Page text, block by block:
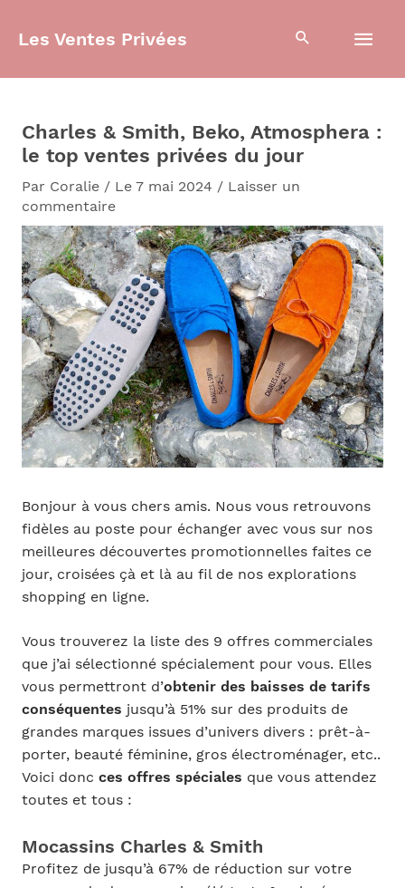
Les Ventes Privées
Charles & Smith, Beko, Atmosphera :
le top ventes privées du jour
Par Coralie / Le 7 mai 2024 / Laisser un
commentaire
Bonjour à vous chers amis. Nous vous retrouvons
fidèles au poste pour échanger avec vous sur nos
meilleures découvertes promotionnelles faites ce
jour, croisées çà et là au fil de nos explorations
shopping en ligne.
Vous trouverez la liste des 9 offres commerciales
que j’ai sélectionné spécialement pour vous. Elles
vous permettront d’obtenir des baisses de tarifs
conséquentes jusqu’à 51% sur des produits de
grandes marques issues d’univers divers : prêt-à-
porter, beauté féminine, gros électroménager, etc..
Voici donc ces offres spéciales que vous attendez
toutes et tous :
Mocassins Charles & Smith
Profitez de jusqu’à 67% de réduction sur votre